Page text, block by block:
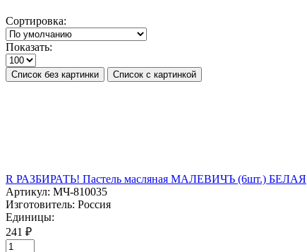
Сортировка:
Показать:
Список без картинки Список с картинкой
R РАЗБИРАТЬ! Пастель масляная МАЛЕВИЧЪ (6шт.) БЕЛАЯ
Артикул: МЧ-810035
Изготовитель: Россия
Единицы:
241 ₽